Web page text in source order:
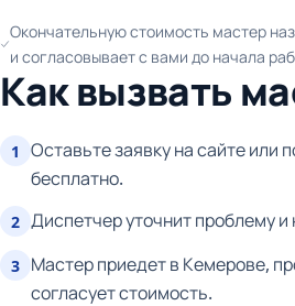
Окончательную стоимость мастер
и согласовывает с вами до начала
Как вызвать
1
Оставьте заявку на сайте или
бесплатно.
2 Диспетчер уточнит проблему
3 Мастер приедет в Кемерове,
согласует стоимость.